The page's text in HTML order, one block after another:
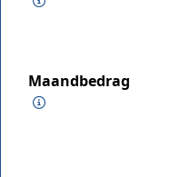
Maandbedrag